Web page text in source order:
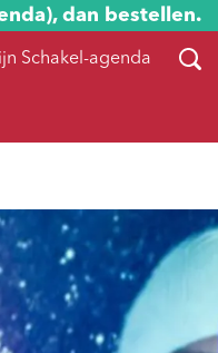
dan bestellen.
Schakel-agenda